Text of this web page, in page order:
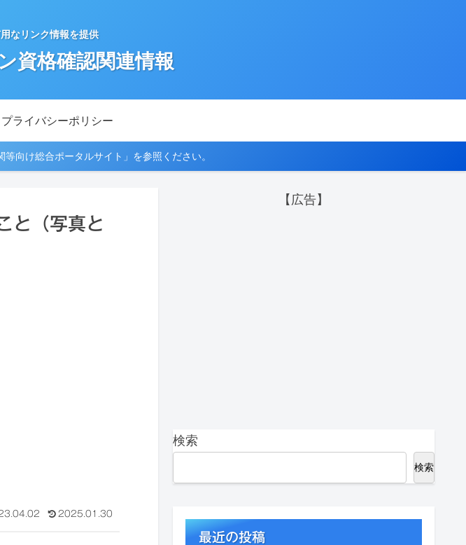
なリンク情報を提供
資格確認関連情報
プライバシーポリシー
向け総合ポータルサイト」を参照ください。
と（写真と
2025.01.30
【広告】
検索
検索
最近の投稿